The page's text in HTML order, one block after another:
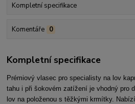
Kompletní specifikace
Komentáře 0
Kompletní specifikace
Prémiový vlasec pro specialisty na lov
tahu i při šokovém zatížení je vhodný pro
lov na položenou s těžkými krmítky.